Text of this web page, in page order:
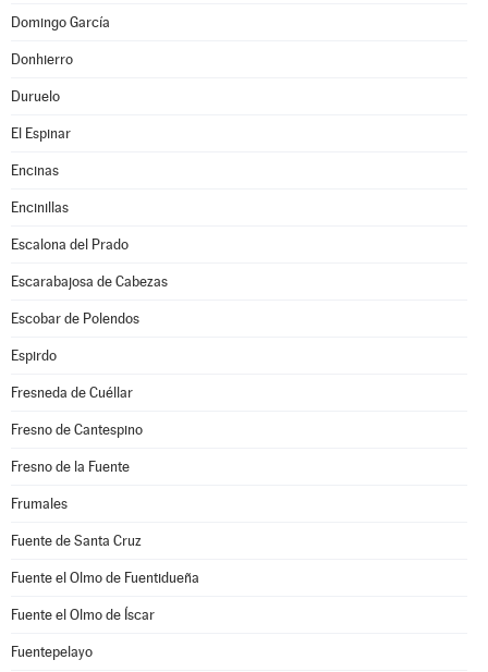
Domingo García
Donhierro
Duruelo
El Espinar
Encinas
Encinillas
Escalona del Prado
Escarabajosa de Cabezas
Escobar de Polendos
Espirdo
Fresneda de Cuéllar
Fresno de Cantespino
Fresno de la Fuente
Frumales
Fuente de Santa Cruz
Fuente el Olmo de Fuentidueña
Fuente el Olmo de Íscar
Fuentepelayo